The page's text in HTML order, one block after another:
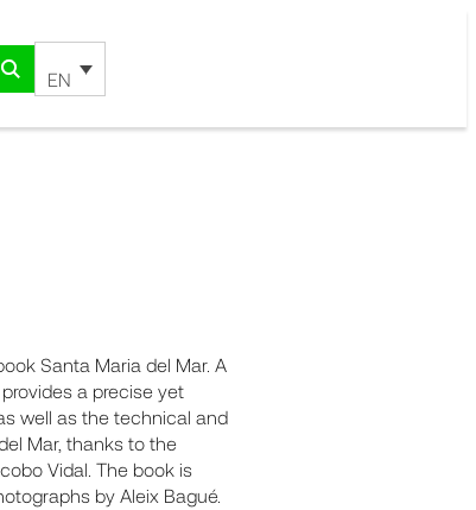
EN
Santa Maria del Mar. A
a precise yet
well as the technical and
Mar, thanks to the
Vidal. The book is
by Aleix Bagué.